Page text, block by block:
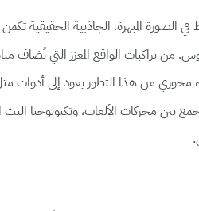
التجربة الرياضية الافتراضية في مصر عام 2025 لا يكمن
تراكبات الواقع المعزز التي تُضاف
من هذا التطور يعود إلى أدوات
محركات الألعاب، وتكنولوجيا البث